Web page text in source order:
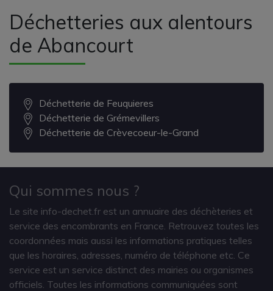
Déchetteries aux alentours
de Abancourt
Déchetterie de Feuquieres
Déchetterie de Grémevillers
Déchetterie de Crèvecoeur-le-Grand
Qui sommes nous ?
Le site info-dechet.fr est un annuaire des déchèteries et
service des encombrants en France. Retrouvez toutes les
coordonnées mais aussi les informations pratiques telles
que les horaires, adresses, numéro de téléphone etc. Ce
service est un service distinct des mairies ou organismes
officiels. Toutes les informations communiquées sont